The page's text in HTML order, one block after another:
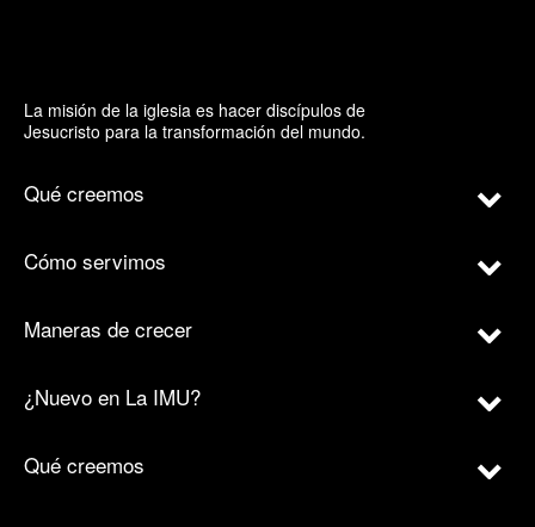
La misión de la iglesia es hacer discípulos de
Jesucristo para la transformación del mundo.
Qué creemos
Cómo servimos
Maneras de crecer
¿Nuevo en La IMU?
Qué creemos